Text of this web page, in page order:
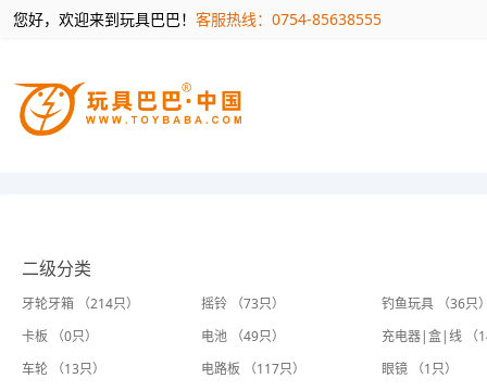
您好，欢迎来到玩具巴巴！ 客服热线：0754-85638555
二级分类
牙轮牙箱 （214只） 摇铃 （73只）
钓鱼玩具 （36只
卡板 （0只）
电池 （49只）
充电器|盒|线 （
车轮 （13只）
电路板 （117只）
眼镜 （1只）